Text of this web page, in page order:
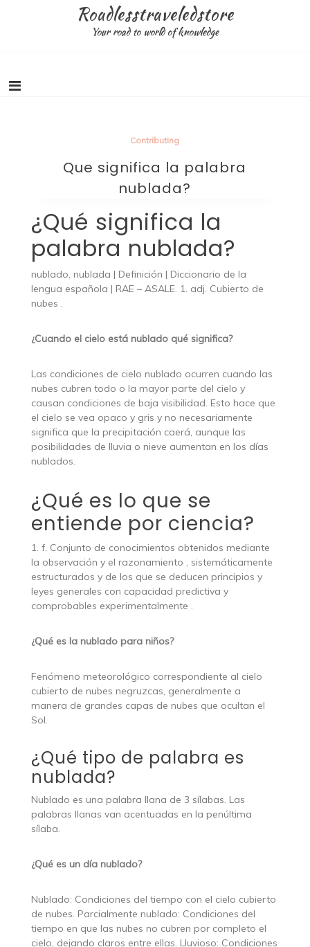
Roadlesstraveledstore
Your road to world of knowledge
Contributing
Que significa la palabra
nublada?
¿Qué significa la
palabra nublada?
nublado, nublada | Definición | Diccionario de la
lengua española | RAE – ASALE. 1. adj. Cubierto de
nubes .
¿Cuando el cielo está nublado qué significa?
Las condiciones de cielo nublado ocurren cuando las
nubes cubren todo o la mayor parte del cielo y
causan condiciones de baja visibilidad. Esto hace que
el cielo se vea opaco y gris y no necesariamente
significa que la precipitación caerá, aunque las
posibilidades de lluvia o nieve aumentan en los días
nublados.
¿Qué es lo que se
entiende por ciencia?
1. f. Conjunto de conocimientos obtenidos mediante
la observación y el razonamiento , sistemáticamente
estructurados y de los que se deducen principios y
leyes generales con capacidad predictiva y
comprobables experimentalmente .
¿Qué es la nublado para niños?
Fenómeno meteorológico correspondiente al cielo
cubierto de nubes negruzcas, generalmente a
manera de grandes capas de nubes que ocultan el
Sol.
¿Qué tipo de palabra es
nublada?
Nublado es una palabra llana de 3 sílabas. Las
palabras llanas van acentuadas en la penúltima
sílaba.
¿Qué es un día nublado?
Nublado: Condiciones del tiempo con el cielo cubierto
de nubes. Parcialmente nublado: Condiciones del
tiempo en que las nubes no cubren por completo el
cielo, dejando claros entre ellas. Lluvioso: Condiciones